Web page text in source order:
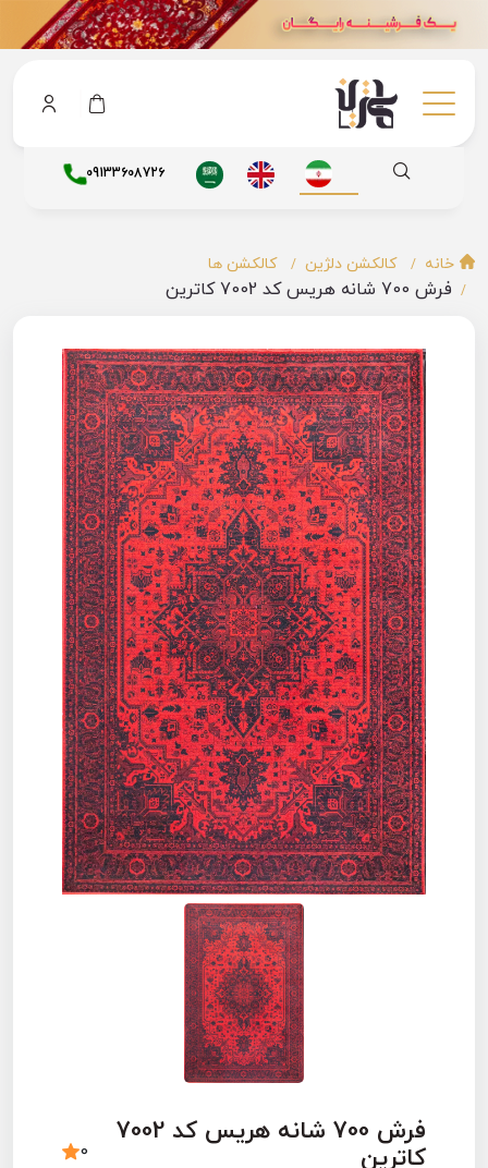
09133608726
خانه کالکشن دلژین کالکشن ها
فرش 700 شانه هریس کد 7002 کاترین
فرش 700 شانه هریس کد 7002
کاترین
0